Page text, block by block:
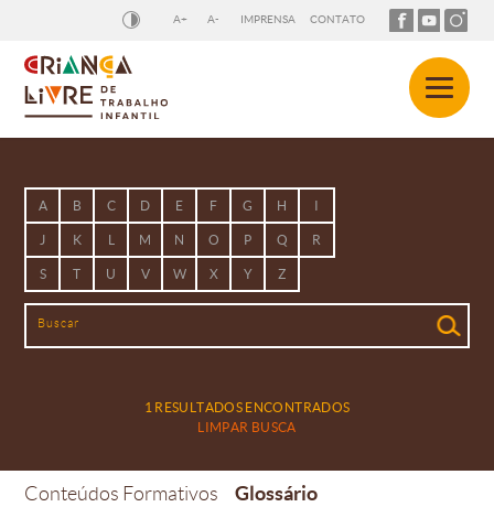
A+ A- IMPRENSA CONTATO
A B C D E F G H I
J K L M N O P Q R
S T U V W X Y Z
1 RESULTADOS ENCONTRADOS
LIMPAR BUSCA
Conteúdos Formativos Glossário